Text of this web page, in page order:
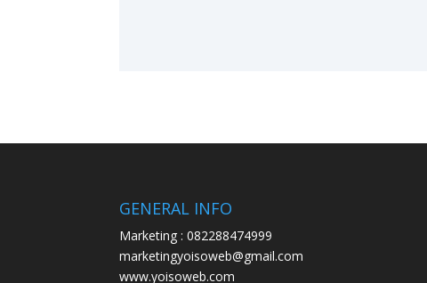
GENERAL INFO
Marketing : 082288474999
marketingyoisoweb@gmail.com
www.yoisoweb.com